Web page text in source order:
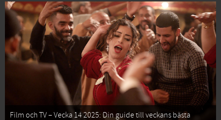
Film och TV – Vecka 14 2025: Din guide till veckans bästa